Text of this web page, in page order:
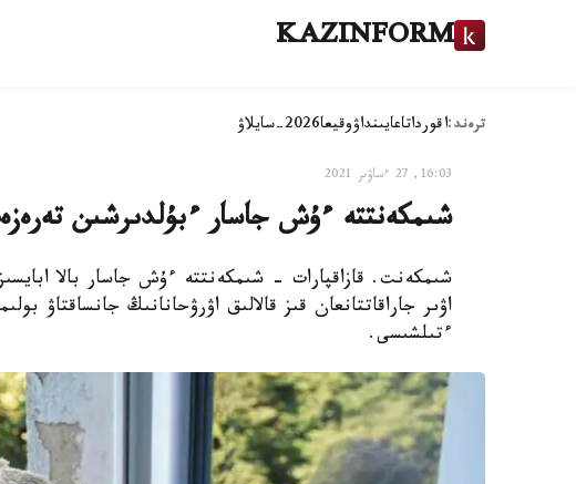
KAZINFORM
ترەند:اقورداتاعايىنداۋوقيعا2026-سايلاۋ
16:03, 27 ءساۋىر 2021
شىمكەنتتە ءۇش جاسار ءبۇلدىرشىن
شىمكەنت. قازاقپارات - شىمكەنتتە ءۇش جاسار بالا
اۋىر جاراقاتتانعان قىز قالالىق اۋرۋحانانىڭ جانساقتاۋ
ءتىلشىسى.